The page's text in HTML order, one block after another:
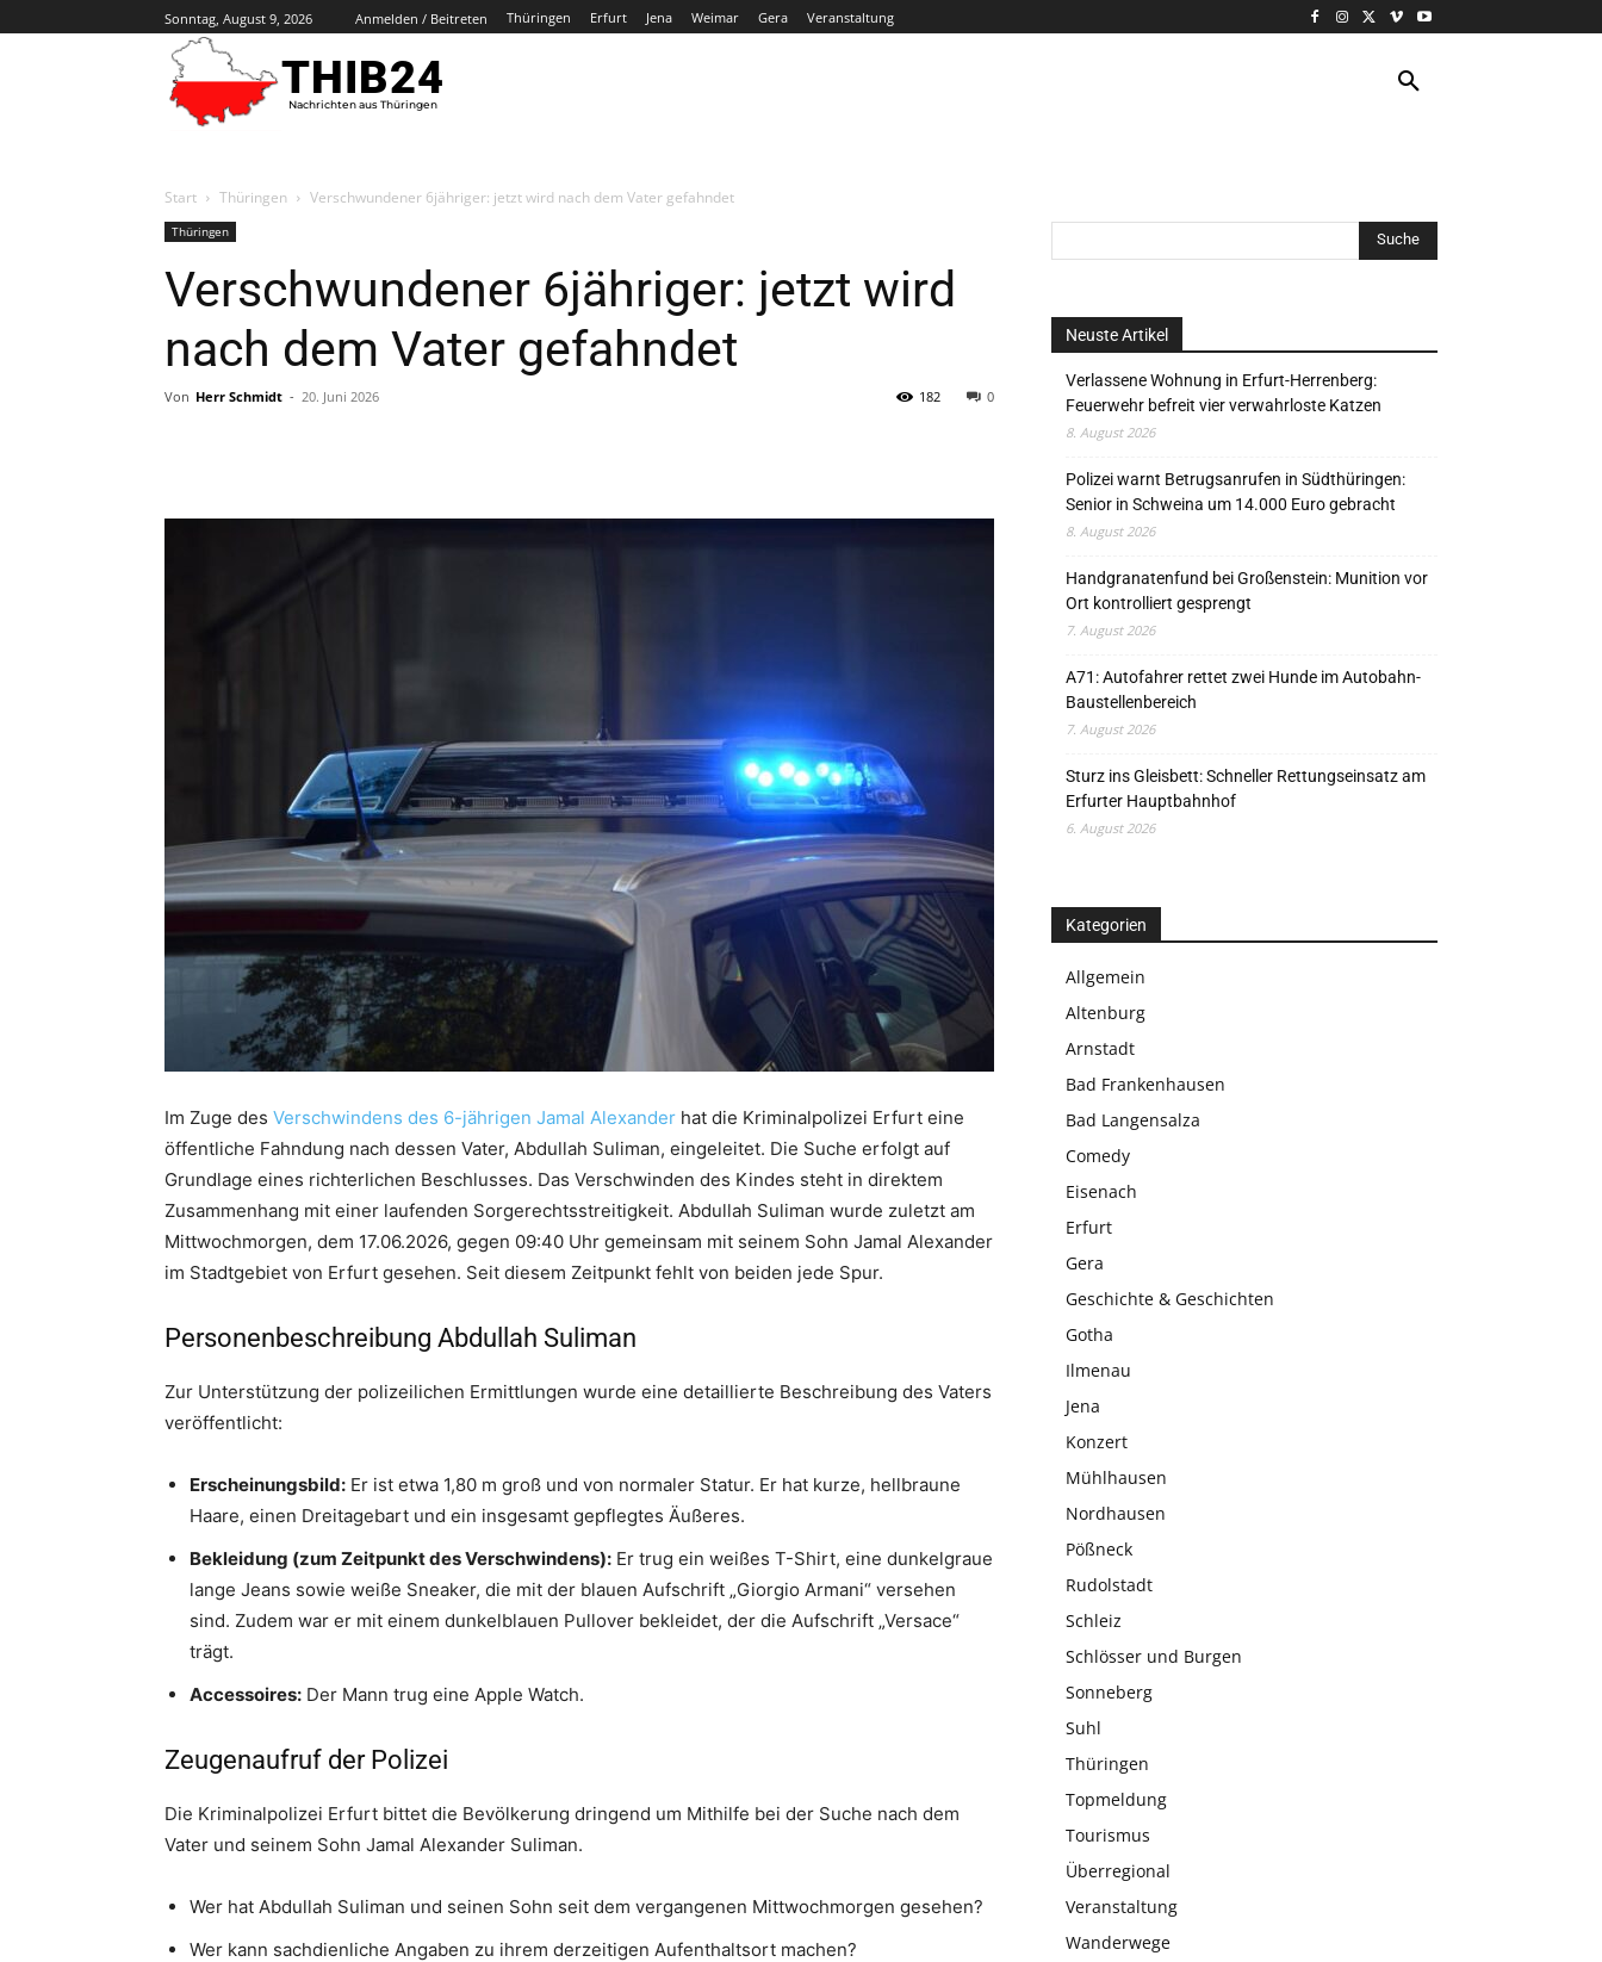
Sonntag, August 9, 2026 Anmelden / Beitreten Thüringen Erfurt Jena Weimar Gera Veranstaltung
THIB24
Nachrichten aus Thüringen
Start Thüringen Verschwundener 6jähriger: jetzt wird nach dem Vater gefahndet
Thüringen
Verschwundener 6jähriger: jetzt wird
nach dem Vater gefahndet
Von Herr Schmidt - 20. Juni 2026 0
182
Im Zuge des Verschwindens des 6-jährigen Jamal Alexander hat die Kriminalpolizei Erfurt eine
öffentliche Fahndung nach dessen Vater, Abdullah Suliman, eingeleitet. Die Suche erfolgt auf
Grundlage eines richterlichen Beschlusses. Das Verschwinden des Kindes steht in direktem
Zusammenhang mit einer laufenden Sorgerechtsstreitigkeit. Abdullah Suliman wurde zuletzt am
Mittwochmorgen, dem 17.06.2026, gegen 09:40 Uhr gemeinsam mit seinem Sohn Jamal Alexander
im Stadtgebiet von Erfurt gesehen. Seit diesem Zeitpunkt fehlt von beiden jede Spur.
Personenbeschreibung Abdullah Suliman
Zur Unterstützung der polizeilichen Ermittlungen wurde eine detaillierte Beschreibung des Vaters
veröffentlicht:
Erscheinungsbild: Er ist etwa 1,80 m groß und von normaler Statur. Er hat kurze, hellbraune
Haare, einen Dreitagebart und ein insgesamt gepflegtes Äußeres.
Bekleidung (zum Zeitpunkt des Verschwindens): Er trug ein weißes T-Shirt, eine dunkelgraue
lange Jeans sowie weiße Sneaker, die mit der blauen Aufschrift „Giorgio Armani“ versehen
sind. Zudem war er mit einem dunkelblauen Pullover bekleidet, der die Aufschrift „Versace“
trägt.
Accessoires: Der Mann trug eine Apple Watch.
Zeugenaufruf der Polizei
Die Kriminalpolizei Erfurt bittet die Bevölkerung dringend um Mithilfe bei der Suche nach dem
Vater und seinem Sohn Jamal Alexander Suliman.
Wer hat Abdullah Suliman und seinen Sohn seit dem vergangenen Mittwochmorgen gesehen?
Wer kann sachdienliche Angaben zu ihrem derzeitigen Aufenthaltsort machen?
Neuste Artikel
Verlassene Wohnung in Erfurt-Herrenberg:
Feuerwehr befreit vier verwahrloste Katzen
8. August 2026
Polizei warnt Betrugsanrufen in Südthüringen:
Senior in Schweina um 14.000 Euro gebracht
8. August 2026
Handgranatenfund bei Großenstein: Munition vor
Ort kontrolliert gesprengt
7. August 2026
A71: Autofahrer rettet zwei Hunde im Autobahn-
Baustellenbereich
7. August 2026
Sturz ins Gleisbett: Schneller Rettungseinsatz am
Erfurter Hauptbahnhof
6. August 2026
Kategorien
Allgemein
Altenburg
Arnstadt
Bad Frankenhausen
Bad Langensalza
Comedy
Eisenach
Erfurt
Gera
Geschichte & Geschichten
Gotha
Ilmenau
Jena
Konzert
Mühlhausen
Nordhausen
Pößneck
Rudolstadt
Schleiz
Schlösser und Burgen
Sonneberg
Suhl
Thüringen
Topmeldung
Tourismus
Überregional
Veranstaltung
Wanderwege